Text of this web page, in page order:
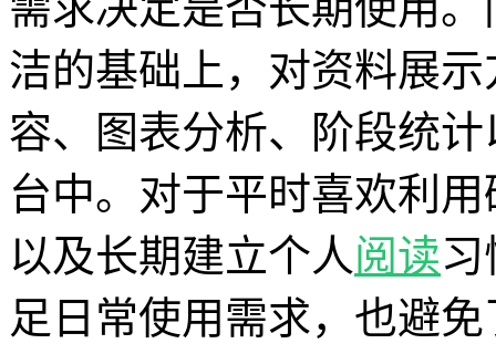
洁的基础上，对资料展
容、图表分析、阶段统
台中。对于平时喜欢利
以及长期建立个人阅读
足日常使用需求，也避